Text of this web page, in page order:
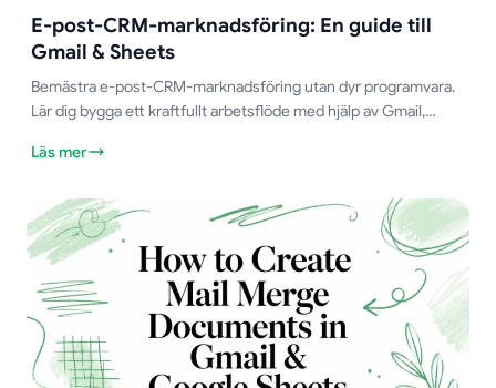
E-post-CRM-marknadsföring: En guide till
Gmail & Sheets
Bemästra e-post-CRM-marknadsföring utan dyr programvara.
Lär dig bygga ett kraftfullt arbetsflöde med hjälp av Gmail,
Läs mer